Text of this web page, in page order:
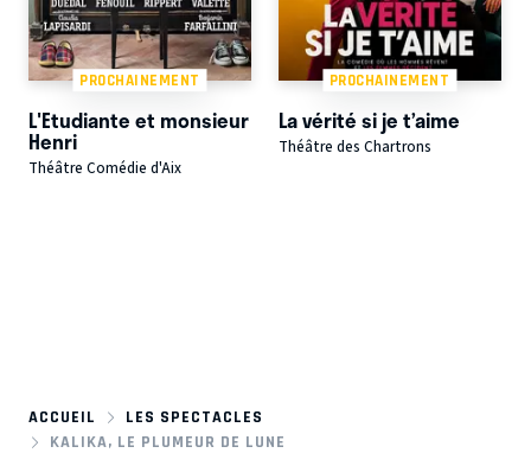
PROCHAINEMENT
L'Etudiante et monsieur
Henri
Théâtre Comédie d'Aix
PROCHAINEMENT
La vérité si je t’aime
Théâtre des Chartrons
ACCUEIL
LES SPECTACLES
KALIKA, LE PLUMEUR DE LUNE